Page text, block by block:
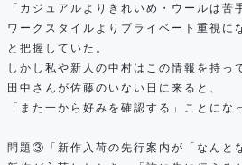
「カジュアルよりきれいめ・ウールは
ワークスタイルよりプライベート重視に
と把握していた。
しかし私や新人の中村はこの情報を持っ
田中さんが佐藤のいない日に来ると、
「また一から好みを確認する」ことにな
問題③「新作入荷の先行案内が「なんと